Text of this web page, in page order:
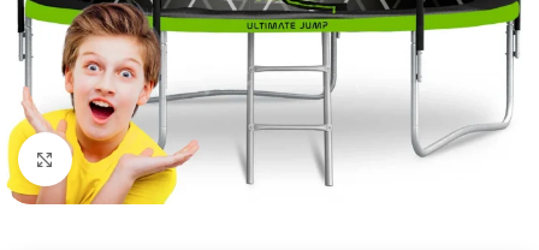
Клацніть, щоб збільшити